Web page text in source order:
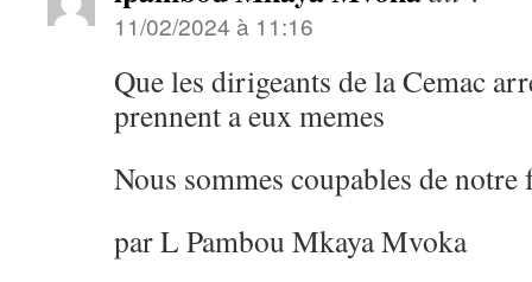
11/02/2024 à 11:16
Que les dirigeants de la Cemac
prennent a eux memes
Nous sommes coupables de
par L Pambou Mkaya Mvoka